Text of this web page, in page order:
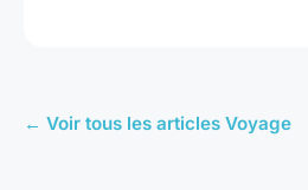
← Voir tous les articles Voyage